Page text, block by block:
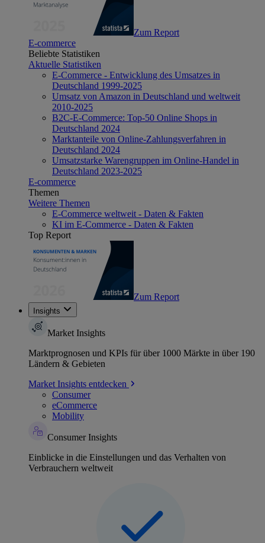
Zum Report
E-commerce
Beliebte Statistiken
Aktuelle Statistiken
E-Commerce - Entwicklung des Umsatzes in
Deutschland 1999-2025
Umsatz von Amazon in Deutschland und weltweit
2010-2025
B2C-E-Commerce: Top-50 Online Shops in
Deutschland 2024
Marktanteile von Online-Zahlungsverfahren in
Deutschland 2024
Umsatzstarke Warengruppen im Online-Handel in
Deutschland 2023-2025
E-commerce
Themen
Weitere Themen
E-Commerce weltweit - Daten & Fakten
KI im E-Commerce - Daten & Fakten
Top Report
Zum Report
Insights
Market Insights
Marktprognosen und KPIs für über 1000 Märkte in über 190
Ländern & Gebieten
Market Insights entdecken
Consumer
eCommerce
Mobility
Consumer Insights
Einblicke in die Einstellungen und das Verhalten von
Verbrauchern weltweit